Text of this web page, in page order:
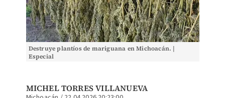
Destruye plantíos de mariguana en Michoacán. |
Especial
MICHEL TORRES VILLANUEVA